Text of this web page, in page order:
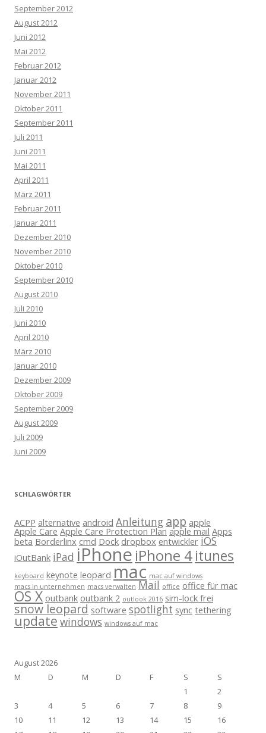
September 2012
August 2012
Juni 2012
Mai 2012
Februar 2012
Januar 2012
November 2011
Oktober 2011
September 2011
Juli 2011
Juni 2011
Mai 2011
April 2011
März 2011
Februar 2011
Januar 2011
Dezember 2010
November 2010
Oktober 2010
September 2010
August 2010
Juli 2010
Juni 2010
April 2010
März 2010
Januar 2010
Dezember 2009
Oktober 2009
September 2009
August 2009
Juli 2009
Juni 2009
SCHLAGWÖRTER
ACPP alternative android Anleitung app apple
Apple Care Apple Care Protection Plan apple mail Apps
beta Borderlinx cmd Dock dropbox entwickler iOS
iOutBank iPad iPhone iPhone 4itunes
keyboard keynote leopard mac mac auf windows
macs in unternehmen macs verwalten Mail office office für mac
OS X outbank outbank 2 outlook 2016 sim-lock frei
snow leopard software spotlight sync tethering
update windows windows auf mac
August 2026
M
D M D F S
S
1
2
3
4 5 6 7 8
9
10
11 12 13 14 15
16